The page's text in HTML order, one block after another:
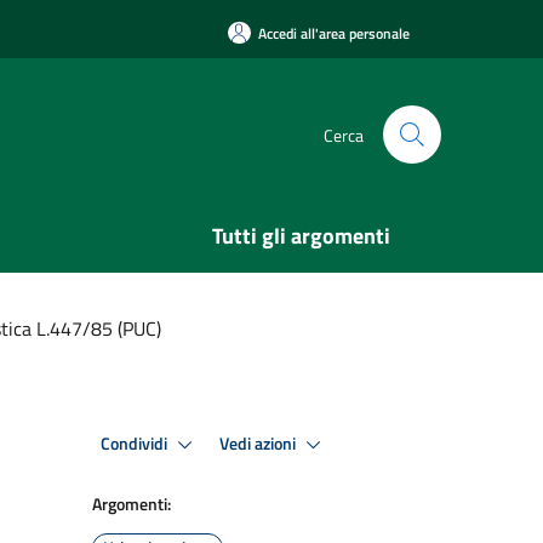
Accedi all'area personale
Cerca
Tutti gli argomenti
L.447/85 (PUC)
Condividi Vedi azioni
Argomenti: